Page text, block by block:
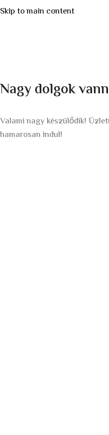
Skip to main content
Nagy dolgok
Valami nagy készülődik!
hamarosan indul!